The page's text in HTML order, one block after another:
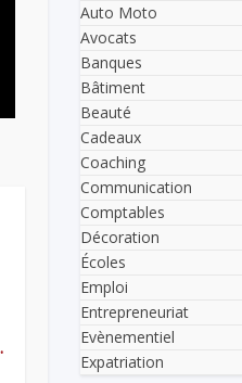
Auto Moto
Avocats
Banques
Bâtiment
Beauté
Cadeaux
Coaching
Communication
Comptables
Décoration
Écoles
Emploi
Entrepreneuriat
Evènementiel
Expatriation